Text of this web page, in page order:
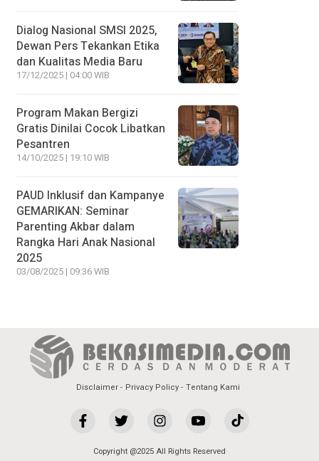
Dialog Nasional SMSI 2025,
Dewan Pers Tekankan Etika
dan Kualitas Media Baru
17/12/2025 | 04:00 WIB
Program Makan Bergizi
Gratis Dinilai Cocok Libatkan
Pesantren
14/10/2025 | 19:10 WIB
PAUD Inklusif dan Kampanye
GEMARIKAN: Seminar
Parenting Akbar dalam
Rangka Hari Anak Nasional
2025
03/08/2025 | 09:36 WIB
Disclaimer Privacy Policy Tentang Kami
Copyright @2025 All Rights Reserved